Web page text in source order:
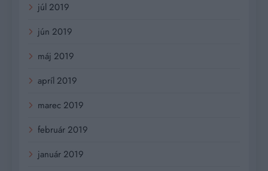
júl 2019
jún 2019
máj 2019
apríl 2019
marec 2019
február 2019
január 2019